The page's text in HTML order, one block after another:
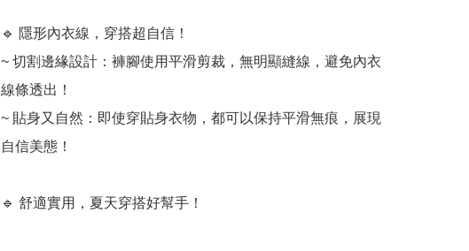
🔹 隱形內衣線，穿搭超自信！
~ 切割邊緣設計：褲腳使用平滑剪裁，無明顯縫線，避免內衣
線條透出！
~ 貼身又自然：即使穿貼身衣物，都可以保持平滑無痕，展現
自信美態！
🔹 舒適實用，夏天穿搭好幫手！